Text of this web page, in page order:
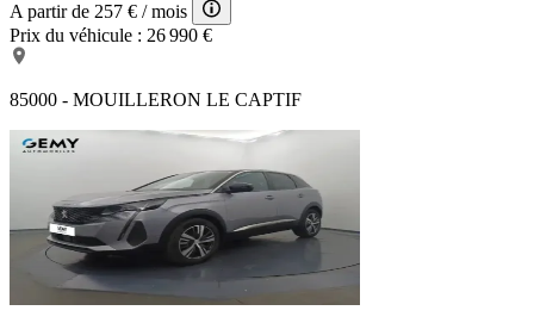
A partir de 257 € / mois
Prix du véhicule : 26 990 €
85000 - MOUILLERON LE CAPTIF